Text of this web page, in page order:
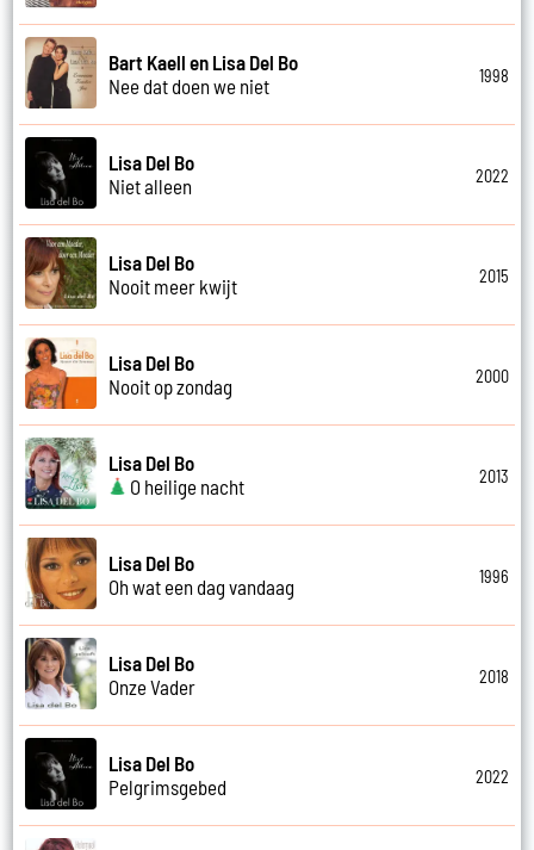
Bart Kaell en Lisa Del Bo
Nee dat doen we niet
1998
Lisa Del Bo
Niet alleen
2022
Lisa Del Bo
Nooit meer kwijt
2015
Lisa Del Bo
Nooit op zondag
2000
Lisa Del Bo
O heilige nacht
2013
Lisa Del Bo
Oh wat een dag vandaag
1996
Lisa Del Bo
Onze Vader
2018
Lisa Del Bo
Pelgrimsgebed
2022